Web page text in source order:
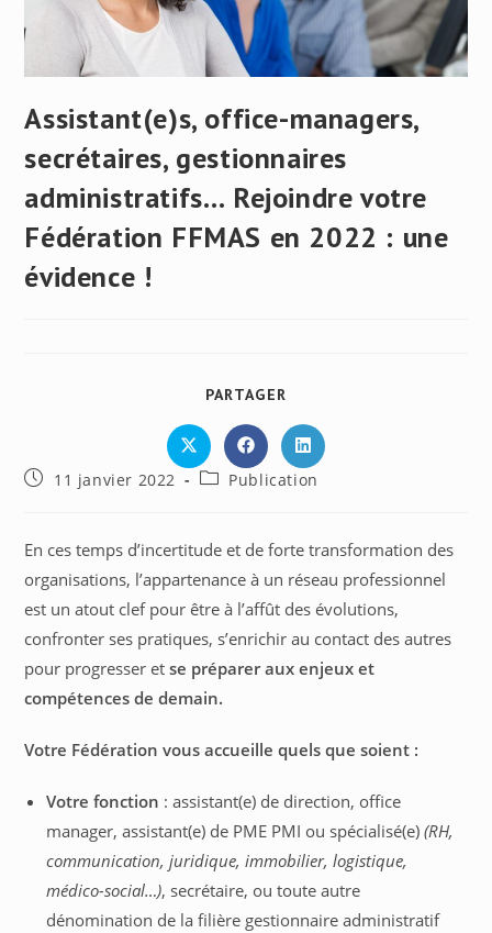
Assistant(e)s, office-managers,
secrétaires, gestionnaires
administratifs… Rejoindre votre
Fédération FFMAS en 2022 : une
évidence !
PARTAGER
CONTENU
Ouvrir
dans
une
Ouvrir
dans
une
Ouvrir
dans
une
Publication
11 janvier 2022
PostPublication
En ces temps d’incertitude et de forte transformation des
organisations, l’appartenance à un réseau professionnel
est un atout clef pour être à l’affût des évolutions,
confronter ses pratiques, s’enrichir au contact des autres
pour progresser etse préparer aux enjeux et
compétences de demain.
Votre Fédération vous accueille quels que soient :
Votre fonction : assistant(e) de direction, office
manager, assistant(e) de PME PMI ou spécialisé(e)(RH,
communication, juridique, immobilier, logistique,
médico-social…), secrétaire, ou toute autre
dénomination de la filière gestionnaire administratif